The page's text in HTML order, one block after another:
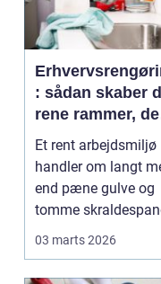
: sådan skaber
rene rammer,
kan mærkes på
bundlinjen
Et rent arbejdsmiljø
handler om langt
end pæne gulve og
tomme
03 marts 2026